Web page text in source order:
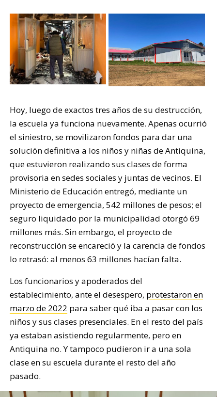
Hoy, luego de exactos tres años de su destrucción,
la escuela ya funciona nuevamente. Apenas ocurrió
el siniestro, se movilizaron fondos para dar una
solución definitiva a los niños y niñas de Antiquina,
que estuvieron realizando sus clases de forma
provisoria en sedes sociales y juntas de vecinos. El
Ministerio de Educación entregó, mediante un
proyecto de emergencia, 542 millones de pesos; el
seguro liquidado por la municipalidad otorgó 69
millones más. Sin embargo, el proyecto de
reconstrucción se encareció y la carencia de fondos
lo retrasó: al menos 63 millones hacían falta.
Los funcionarios y apoderados del
establecimiento, ante el desespero, protestaron en
marzo de 2022 para saber qué iba a pasar con los
niños y sus clases presenciales. En el resto del país
ya estaban asistiendo regularmente, pero en
Antiquina no. Y tampoco pudieron ir a una sola
clase en su escuela durante el resto del año
pasado.